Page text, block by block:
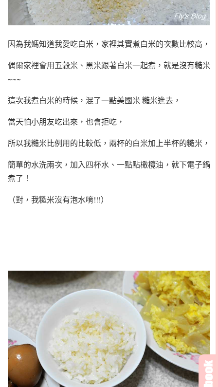
因為我媽知道我愛吃白米，家裡其實煮白米的次數比較高，
偶爾家裡會用五穀米、黑米跟著白米一起煮， 就是沒有糙米
~~~
這次我煮白米的時候，混了一點美國米 糙米進去，
當天怕小朋友吃出來，也會拒吃，
所以我糙米比例用的比較低，兩杯的白米加上半杯的糙米，
簡單的水洗兩次，加入四杯水、一點點橄欖油，就下電子鍋
煮了！
（對，我糙米沒有泡水唷!!!）